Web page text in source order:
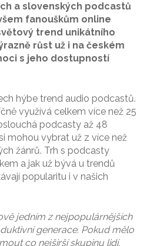
a slovenských podcastů
fanouškům online
trend unikátního
růst už i na českém
s jeho dostupností
hýbe trend audio podcastů.
využívá celkem více než 25
podcasty až 48
mohou vybrat už z více než
žánrů. Trh s podcasty
a jak už bývá u trendů
popularitu i v našich
jedním z nejpopulárnějších
generace. Pokud mělo
co nejširší skupinu lidí,